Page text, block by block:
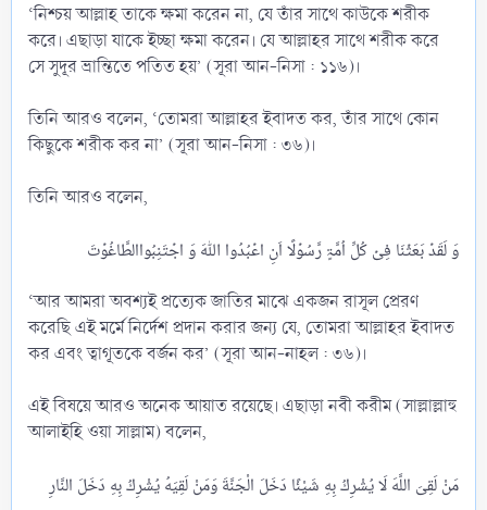
‘নিশ্চয় আল্লাহ তাকে ক্ষমা করেন না, যে তাঁর সাথে কাউকে শরীক
করে। এছাড়া যাকে ইচ্ছা ক্ষমা করেন। যে আল্লাহর সাথে শরীক করে
সে সুদূর ভ্রান্তিতে পতিত হয়’ (সূরা আন-নিসা : ১১৬)।
তিনি আরও বলেন, ‘তোমরা আল্লাহর ইবাদত কর, তাঁর সাথে কোন
কিছুকে শরীক কর না’ (সূরা আন-নিসা : ৩৬)।
তিনি আরও বলেন,
‘আর আমরা অবশ্যই প্রত্যেক জাতির মাঝে একজন রাসূল প্রেরণ
করেছি এই মর্মে নির্দেশ প্রদান করার জন্য যে, তোমরা আল্লাহর ইবাদত
কর এবং ত্বাগূতকে বর্জন কর’ (সূরা আন-নাহল : ৩৬)।
এই বিষয়ে আরও অনেক আয়াত রয়েছে। এছাড়া নবী করীম (সাল্লাল্লাহু
আলাইহি ওয়া সাল্লাম) বলেন,